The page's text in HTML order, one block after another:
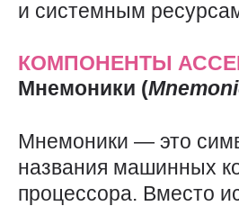
и системным
КОМПОНЕНТЫ
Мнемоники (
Мнемоники — это
названия машинных
процессора. Вместо